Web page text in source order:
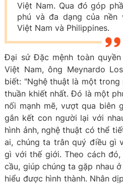
Việt Nam. Qua đó góp
phú và đa dạng của nền
Việt Nam và Philippines.
Đại sứ Đặc mệnh toàn
Việt Nam, ông Meynardo
biết: "Nghệ thuật là một
thuần khiết nhất. Đó là một
nối mạnh mẽ, vượt qua biên
gắn kết con người lại với
hình ảnh, nghệ thuật có thể
ai, chúng ta trân quý điều gì
gì với thế giới. Theo cách
cầu, giúp chúng ta gặp nhau
hiểu được hình thành. Nhân